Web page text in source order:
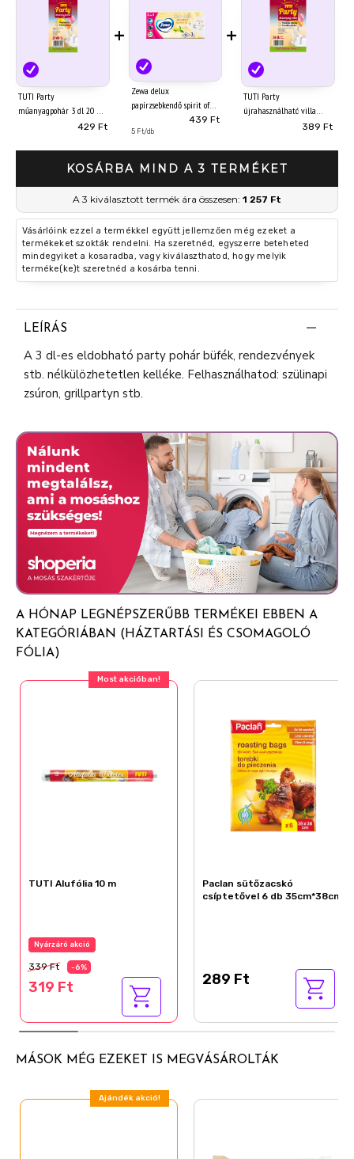
TUTI Party
műanyagpohár 3 dl 20 db
429 Ft
+
Zewa delux
papírzsebkendő spirit of
tea 3 rétegű 90 db439 Ft
5 Ft/db
+
TUTI Party
újrahasználható villa
műanyag (20 db-os)389 Ft
KOSÁRBA MIND A 3 TERMÉKET
A 3 kiválasztott termék ára összesen: 1 257 Ft
Vásárlóink ezzel a termékkel együtt jellemzően még ezeket a
termékeket szokták rendelni. Ha szeretnéd, egyszerre beteheted
mindegyiket a kosaradba, vagy kiválaszthatod, hogy melyik
terméke(ke)t szeretnéd a kosárba tenni.
LEÍRÁS
A 3 dl-es eldobható party pohár büfék, rendezvények
stb. nélkülözhetetlen kelléke. Felhasználhatod: szülinapi
zsúron, grillpartyn stb.
A HÓNAP LEGNÉPSZERŰBB TERMÉKEI EBBEN A
KATEGÓRIÁBAN (HÁZTARTÁSI ÉS CSOMAGOLÓ
FÓLIA)
Most akcióban!
TUTI Alufólia 10 m
Nyárzáró akció
339 Ft -6%
319 Ft
Paclan sütőzacskó
csíptetővel 6 db 35cm*38cm
289 Ft
MÁSOK MÉG EZEKET IS MEGVÁSÁROLTÁK
Ajándék akció!